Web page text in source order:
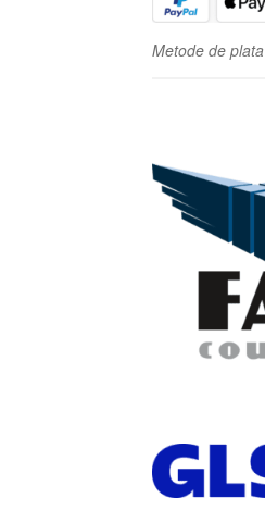
Metode de plata